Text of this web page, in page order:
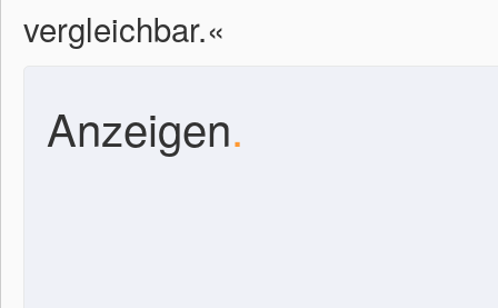
vergleichbar.«
Anzeigen.